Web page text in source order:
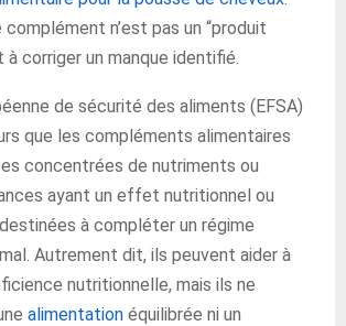
complément n’est pas un “produit
à corriger un manque identifié.
de sécurité des aliments (EFSA)
que les compléments alimentaires
concentrées de nutriments ou
ayant un effet nutritionnel ou
à compléter un régime
Autrement dit, ils peuvent aider à
nutritionnelle, mais ils ne
alimentation équilibrée ni un